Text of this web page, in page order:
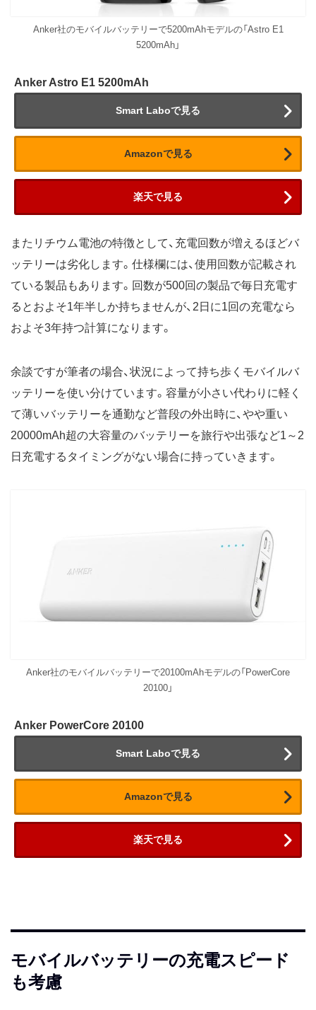
Anker社のモバイルバッテリーで5200mAhモデルの「Astro E1
5200mAh」
Anker Astro E1 5200mAh
Smart Laboで見る
Amazonで見る
楽天で見る
またリチウム電池の特徴として、充電回数が増えるほどバ
ッテリーは劣化します。仕様欄には、使用回数が記載され
ている製品もあります。回数が500回の製品で毎日充電す
るとおよそ1年半しか持ちませんが、2日に1回の充電なら
およそ3年持つ計算になります。
余談ですが筆者の場合、状況によって持ち歩くモバイルバ
ッテリーを使い分けています。容量が小さい代わりに軽く
て薄いバッテリーを通勤など普段の外出時に、やや重い
20000mAh超の大容量のバッテリーを旅行や出張など1～2
日充電するタイミングがない場合に持っていきます。
Anker社のモバイルバッテリーで20100mAhモデルの「PowerCore
20100」
Anker PowerCore 20100
Smart Laboで見る
Amazonで見る
楽天で見る
モバイルバッテリーの充電スピード
も考慮